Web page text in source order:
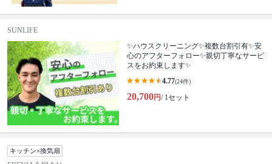
SUNLIFE
✨ハウスクリーニング✨複数台割引有✨安
心のアフターフォロー✨親切丁寧なサービ
スをお約束します✨
4.77(24件)
20,700円/ 1セット
キッチン×換気扇